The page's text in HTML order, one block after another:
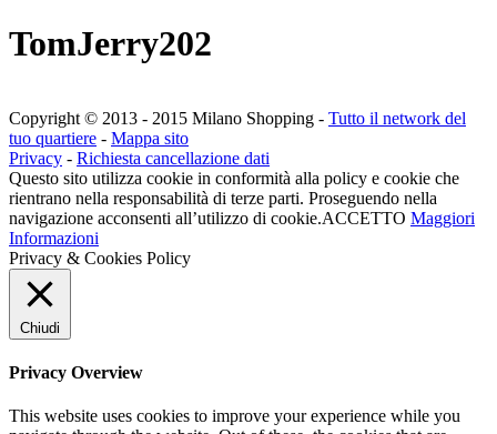
TomJerry202
Copyright © 2013 - 2015 Milano Shopping - Tutto il network del
tuo quartiere - Mappa sito
Privacy - Richiesta cancellazione dati
Questo sito utilizza cookie in conformità alla policy e cookie che
rientrano nella responsabilità di terze parti. Proseguendo nella
navigazione acconsenti all’utilizzo di cookie.ACCETTO Maggiori
Informazioni
Privacy & Cookies Policy
Chiudi
Privacy Overview
This website uses cookies to improve your experience while you